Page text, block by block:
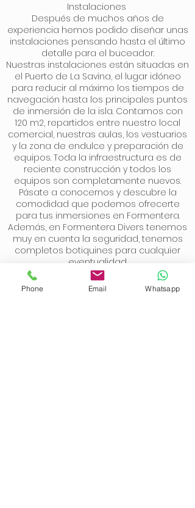
Instalaciones
Después de muchos años de
experiencia hemos podido diseñar unas
instalaciones pensando hasta el último
detalle para el buceador.
Nuestras instalaciones están situadas en
el Puerto de La Savina, el lugar idóneo
para reducir al máximo los tiempos de
navegación hasta los principales puntos
de inmersión de la isla. Contamos con
120 m2, repartidos entre nuestro local
comercial, nuestras aulas, los vestuarios
y la zona de endulce y preparación de
equipos. Toda la infraestructura es de
reciente construcción y todos los
equipos son completamente nuevos.
Pásate a conocernos y descubre la
comodidad que podemos ofrecerte
para tus inmersiones en Formentera.
Además, en Formentera Divers tenemos
muy en cuenta la seguridad, tenemos
completos botiquines para cualquier
eventualidad.
Phone Email Whatsapp